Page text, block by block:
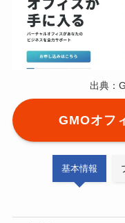
出典：
GMOオフ
基本情報